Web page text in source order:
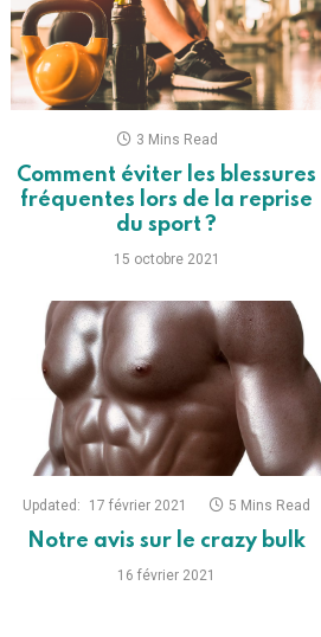
3 Mins Read
Comment éviter les blessures
fréquentes lors de la reprise
du sport ?
15 octobre 2021
Updated: 17 février 2021 5 Mins Read
Notre avis sur le crazy bulk
16 février 2021